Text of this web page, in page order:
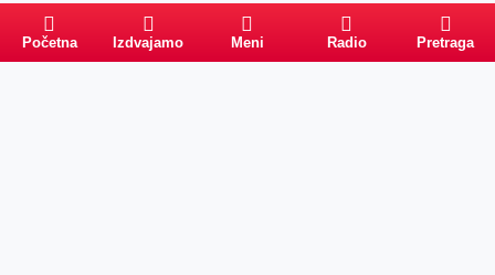
Početna Izdvajamo Meni Radio Pretraga